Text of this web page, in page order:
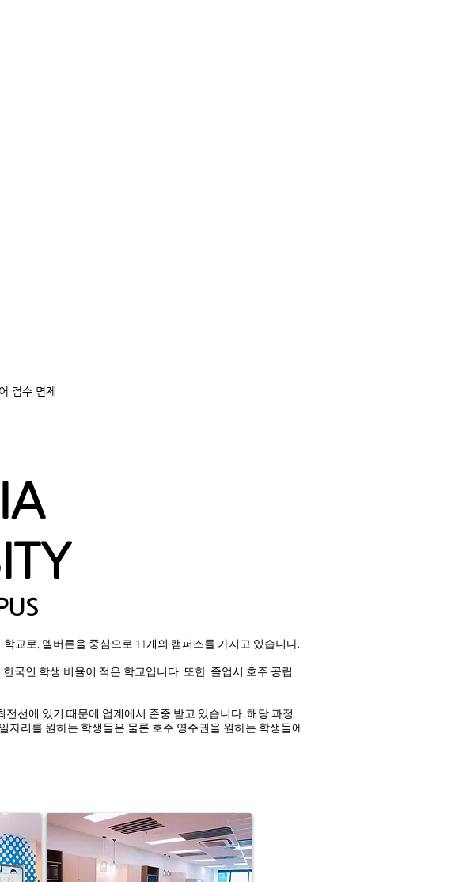
점수 면제
교로, 멜버른을 중심으로 11개의 캠퍼스를 가지고 있습니다.
국인 학생 비율이 적은 학교입니다. 또한, 졸업시 호주 공립
선에 있기 때문에 업계에서 존중 받고 있습니다. 해당 과정
리를 원하는 학생들은 물론 호주 영주권을 원하는 학생들에